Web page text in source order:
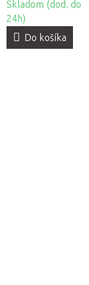
Skladom (dod. do
24h)
Do košíka